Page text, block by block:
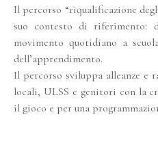
Il percorso “riqualificazione
suo contesto di riferimento:
movimento quotidiano a
dell’apprendimento.
Il percorso sviluppa alleanze
locali, ULSS e genitori con la
il gioco e per una